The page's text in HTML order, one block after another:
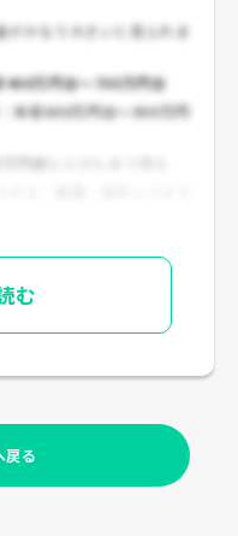
がかなり大きいと見られま
400万円台～700万円台
年収600万円台～900万円
む
戻る